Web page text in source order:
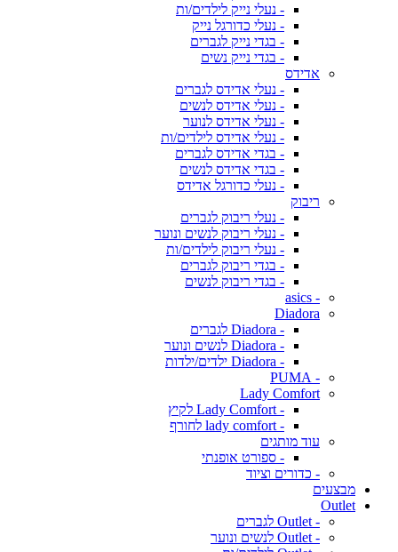
- נעלי נייק לילדים/ות
- נעלי כדורגל נייק
- בגדי נייק לגברים
- בגדי נייק נשים
אדידס
- נעלי אדידס לגברים
- נעלי אדידס לנשים
- נעלי אדידס לנוער
- נעלי אדידס לילדים/ות
- בגדי אדידס לגברים
- בגדי אדידס לנשים
- נעלי כדורגל אדידס
ריבוק
- נעלי ריבוק לגברים
- נעלי ריבוק לנשים ונוער
- נעלי ריבוק לילדים/ות
- בגדי ריבוק לגברים
- בגדי ריבוק לנשים
- asics
Diadora
- Diadora לגברים
- Diadora לנשים ונוער
- Diadora ילדים/ילדות
- PUMA
Lady Comfort
- Lady Comfort לקיץ
- lady comfort לחורף
עוד מותגים
- ספורט אופנתי
- כדורים וציוד
מבצעים
Outlet
- Outlet לגברים
- Outlet לנשים ונוער